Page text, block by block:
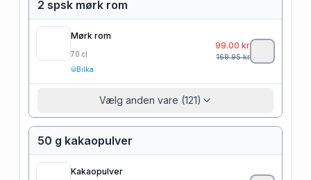
2 spsk mørk rom
Mørk rom
70 cl
Bilka
99.00 kr
169.95kr
Vælg anden vare (121)
50 g kakaopulver
Kakaopulver